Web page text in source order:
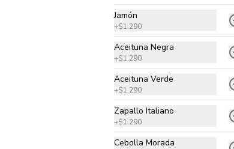
$13.990
Hawaiana
Pomodoro natural, queso
orégano
$13.990
Jamón
+$1.290
Aceituna Negra
+$1.290
Aceituna Verde
+$1.290
Zapallo Italiano
+$1.290
Cebolla Morada